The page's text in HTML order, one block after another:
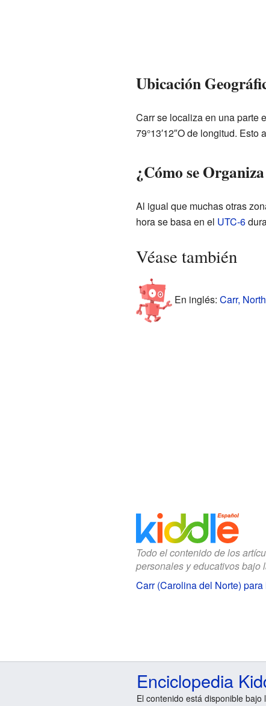
Ubicación
Carr se localiza en una parte
79°13′12″O de longitud.
¿Cómo se
Al igual que muchas otras
hora se basa en el UTC-6
Véase también
En inglés: Carr,
Todo el contenido de los
personales y educativos bajo
Carr (Carolina del Norte)
Enciclopedia
El contenido está disponible bajo